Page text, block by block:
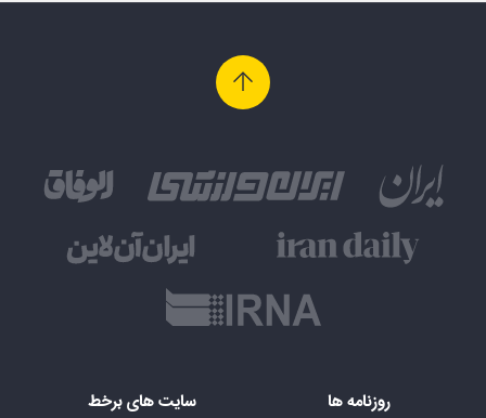
روزنامه ها سایت های برخط